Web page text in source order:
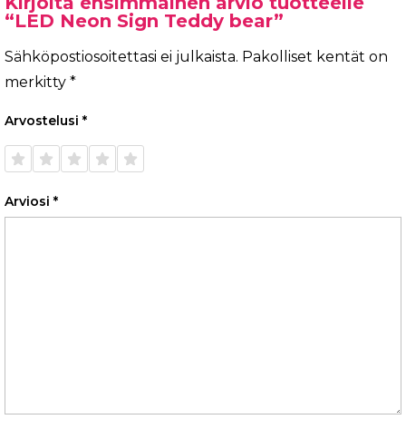
“LED Neon Sign Teddy bear”
Sähköpostiosoitettasi ei julkaista. Pakolliset kentät on
merkitty *
Arvostelusi *
1/5
tähteä
2/5
tähteä
3/5
tähteä
4/5
tähteä
5/5
tähteä
Arviosi *